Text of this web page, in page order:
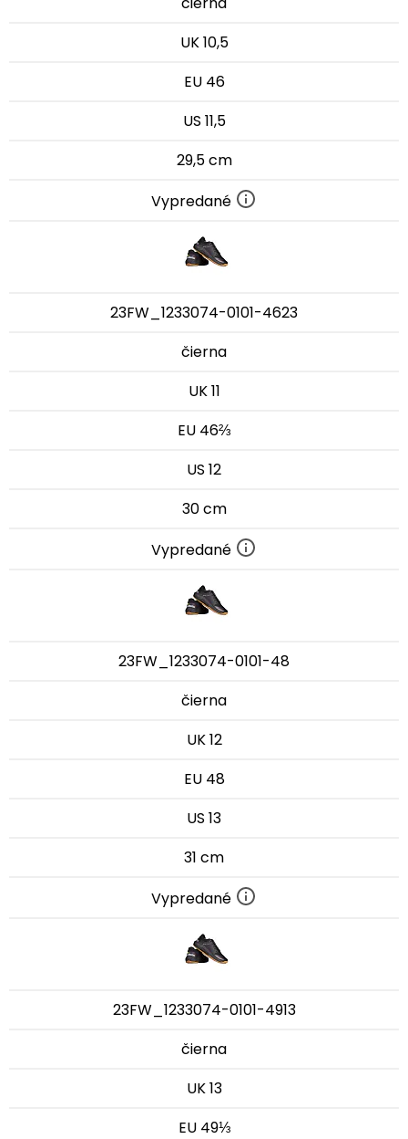
UK 10,5
EU 46
US 11,5
29,5 cm
Vypredané
23FW_1233074-0101-4623
čierna
UK 11
EU 46⅔
US 12
30 cm
Vypredané
23FW_1233074-0101-48
čierna
UK 12
EU 48
US 13
31 cm
Vypredané
23FW_1233074-0101-4913
čierna
UK 13
EU 49⅓